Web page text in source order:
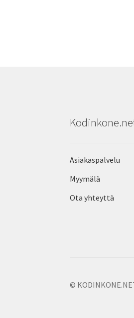
Asiakaspalvelu
Myymälä
Ota yhteyttä
©